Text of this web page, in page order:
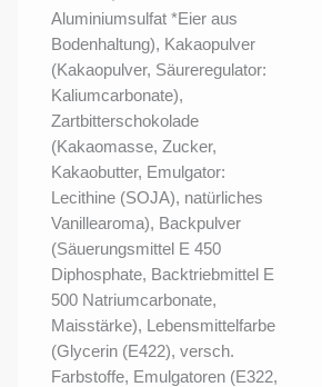
Aluminiumsulfat *Eier aus
Bodenhaltung), Kakaopulver
(Kakaopulver, Säureregulator:
Kaliumcarbonate),
Zartbitterschokolade
(Kakaomasse, Zucker,
Kakaobutter, Emulgator:
Lecithine (SOJA), natürliches
Vanillearoma), Backpulver
(Säuerungsmittel E 450
Diphosphate, Backtriebmittel E
500 Natriumcarbonate,
Maisstärke), Lebensmittelfarbe
(Glycerin (E422), versch.
Farbstoffe, Emulgatoren (E322,